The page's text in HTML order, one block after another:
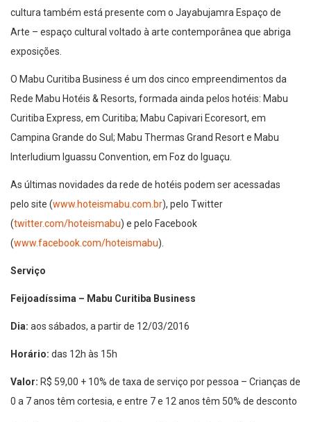
cultura também está presente com o Jayabujamra Espaço de
Arte – espaço cultural voltado à arte contemporânea que abriga
exposições.
O Mabu Curitiba Business é um dos cinco empreendimentos da
Rede Mabu Hotéis & Resorts, formada ainda pelos hotéis: Mabu
Curitiba Express, em Curitiba; Mabu Capivari Ecoresort, em
Campina Grande do Sul; Mabu Thermas Grand Resort e Mabu
Interludium Iguassu Convention, em Foz do Iguaçu.
As últimas novidades da rede de hotéis podem ser acessadas
pelo site (www.hoteismabu.com.br), pelo Twitter
(twitter.com/hoteismabu) e pelo Facebook
(www.facebook.com/hoteismabu).
Serviço
Feijoadíssima – Mabu Curitiba Business
Dia: aos sábados, a partir de 12/03/2016
Horário: das 12h às 15h
Valor: R$ 59,00 + 10% de taxa de serviço por pessoa – Crianças de
0 a 7 anos têm cortesia, e entre 7 e 12 anos têm 50% de desconto